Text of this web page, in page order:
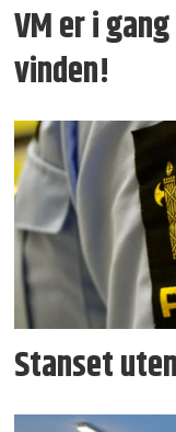
VM er i
vinden!
Stanset